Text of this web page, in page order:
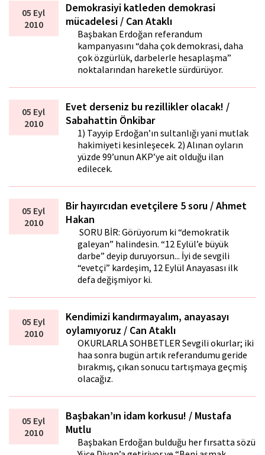
05 Eyl
2010
Demokrasiyi katleden demokrasi
mücadelesi / Can Ataklı
Başbakan Erdoğan referandum
kampanyasını “daha çok demokrasi, daha
çok özgürlük, darbelerle hesaplaşma”
noktalarından hareketle sürdürüyor.
05 Eyl
2010
Evet derseniz bu rezillikler olacak! /
Sabahattin Önkibar
1) Tayyip Erdoğan’ın sultanlığı yani mutlak
hakimiyeti kesinleşecek. 2) Alınan oyların
yüzde 99’unun AKP’ye ait olduğu ilan
edilecek.
05 Eyl
2010
Bir hayırcıdan evetçilere 5 soru / Ahmet
Hakan
SORU BİR: Görüyorum ki “demokratik
galeyan” halindesin. “12 Eylül’e büyük
darbe” deyip duruyorsun... İyi de sevgili
“evetçi” kardeşim, 12 Eylül Anayasası ilk
defa değişmiyor ki.
05 Eyl
2010
Kendimizi kandırmayalım, anayasayı
oylamıyoruz / Can Ataklı
OKURLARLA SOHBETLER Sevgili okurlar; iki
hafta sonra bugün artık referandumu geride
bırakmış, çıkan sonucu tartışmaya geçmiş
olacağız.
05 Eyl
2010
Başbakan’ın idam korkusu! / Mustafa
Mutlu
Başbakan Erdoğan bulduğu her fırsatta sözü